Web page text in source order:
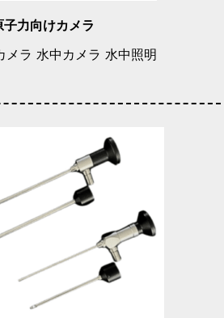
子力向けカメラ
メラ 水中カメラ 水中照明